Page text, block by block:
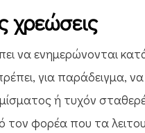
χρεώσεις
να ενημερώνονται
για παράδειγμα,
ή τυχόν
φορέα που τα